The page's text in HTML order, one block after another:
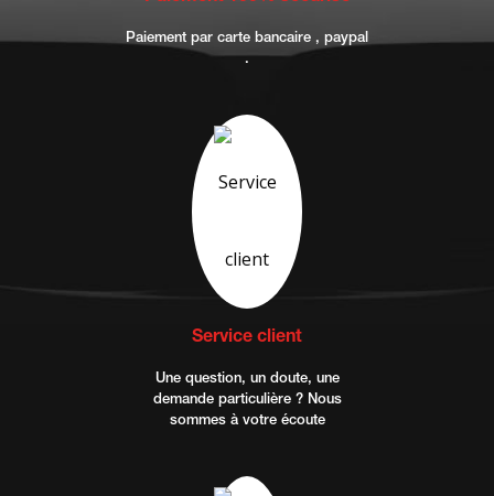
Paiement par carte bancaire , paypal
.
Service client
Une question, un doute, une
demande particulière ? Nous
sommes à votre écoute